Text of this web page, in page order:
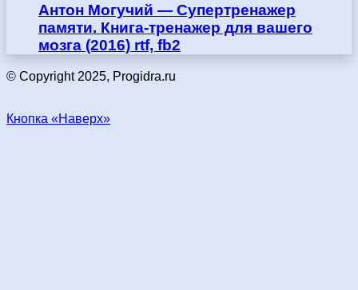
Антон Могучий — Супертренажер
памяти. Книга-тренажер для вашего
мозга (2016) rtf, fb2
© Copyright 2025, Progidra.ru
Кнопка «Наверх»